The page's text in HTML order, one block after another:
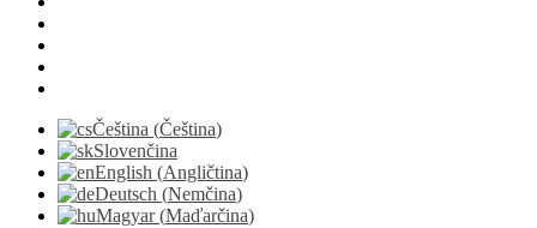
Čeština (Čeština)
Slovenčina
English (Angličtina)
Deutsch (Nemčina)
Magyar(Maďarčina)